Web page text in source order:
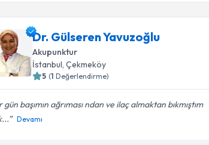
Dr. Gülseren Yavuzoğlu
Akupunktur
İstanbul, Çekmeköy
5 (1 Değerlendirme)
gün başımın ağrıması ndan ve ilaç almaktan bıkmıştım
Devamı